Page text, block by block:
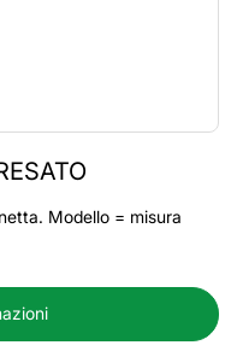
Modello = misura